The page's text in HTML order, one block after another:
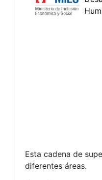
Esta cadena de
diferentes áreas.